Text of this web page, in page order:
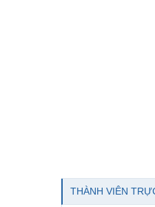
THÀNH VIÊN